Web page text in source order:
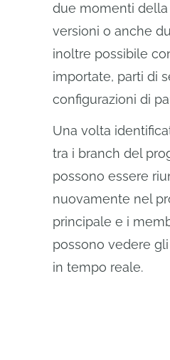
due momenti
versioni o anche
inoltre possibile
importate, parti di
configurazioni di
Una volta
tra i branch del
possono essere
nuovamente nel
principale e i
possono vedere
in tempo reale.